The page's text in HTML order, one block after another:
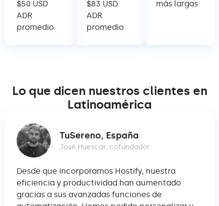
$50 USD
ADR
promedio
$83 USD
ADR
promedio
más largas
Lo que dicen nuestros clientes en
Latinoamérica
TuSereno, España
José Huescar, cofundador
Desde que incorporamos Hostify, nuestra
eficiencia y productividad han aumentado
gracias a sus avanzadas funciones de